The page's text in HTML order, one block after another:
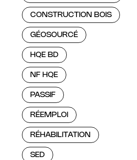
CONSTRUCTION BOIS
GÉOSOURCÉ
HQE BD
NF HQE
PASSIF
RÉEMPLOI
RÉHABILITATION
SED